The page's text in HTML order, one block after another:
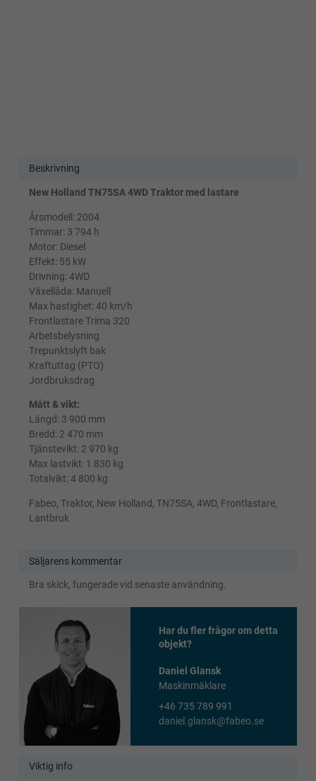
Beskrivning
New Holland TN75SA 4WD Traktor med lastare
Årsmodell: 2004
Timmar: 3 794 h
Motor: Diesel
Effekt: 55 kW
Drivning: 4WD
Växellåda: Manuell
Max hastighet: 40 km/h
Frontlastare Trima 320
Arbetsbelysning
Trepunktslyft bak
Kraftuttag (PTO)
Jordbruksdrag
Mått & vikt:
Längd: 3 900 mm
Bredd: 2 470 mm
Tjänstevikt: 2 970 kg
Max lastvikt: 1 830 kg
Totalvikt: 4 800 kg
Fabeo, Traktor, New Holland, TN75SA, 4WD, Frontlastare,
Lantbruk
Säljarens kommentar
Bra skick, fungerade vid senaste användning.
Har du fler frågor om detta
objekt?
Daniel Glansk
Maskinmäklare
+46 735 789 991
daniel.glansk@fabeo.se
Viktig info